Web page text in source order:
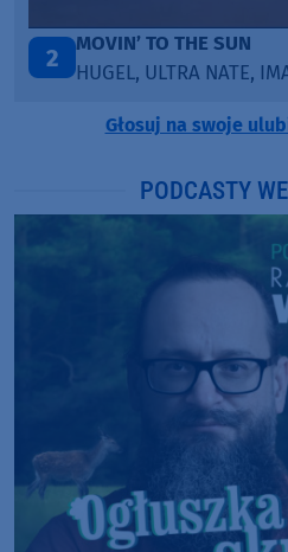
3
ITEPE ITEDE
SANAH
Głosuj na swoje
PODCASTY